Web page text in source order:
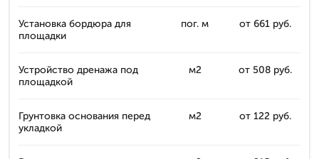
Установка бордюра для
площадки
пог. м от 661 руб.
Устройство дренажа под
площадкой
м2 от 508 руб.
Грунтовка основания перед
укладкой
м2 от 122 руб.